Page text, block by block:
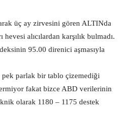
üç ay zirvesini gören ALTINda
alıcılardan karşılık bulmadı.
95.00 direnici aşmasıyla
parlak bir tablo çizemediği
fakat bizce ABD verilerinin
olarak 1180 – 1175 destek